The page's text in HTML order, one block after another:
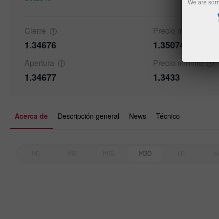
Cierre
1.34676
Precio
1.35074
Apertura
1.34677
Precio mínimo
1.3433
Acerca de Descripción general News Técnico
M30
Details
We are